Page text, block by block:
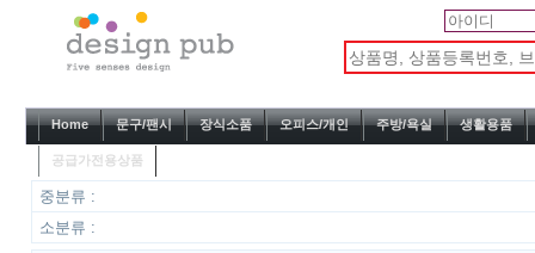
Home 문구/팬시 장식소품 오피스/개인 주방/욕실 생활용품
공급가전용상품
중분류 :
소분류 :